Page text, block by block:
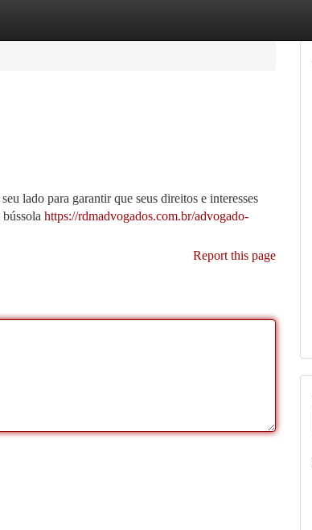
lado para garantir que seus direitos e interesses
https://rdmadvogados.com.br/advogado-
Report this page